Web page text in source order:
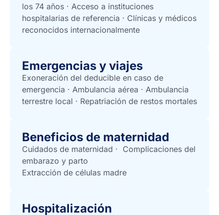
los 74 años · Acceso a instituciones
hospitalarias de referencia · Clínicas y médicos
reconocidos internacionalmente
Emergencias y viajes
Exoneración del deducible en caso de
emergencia · Ambulancia aérea · Ambulancia
terrestre local · Repatriación de restos mortales
Beneficios de maternidad
Cuidados de maternidad · Complicaciones del
embarazo y parto
Extracción de células madre
Hospitalización